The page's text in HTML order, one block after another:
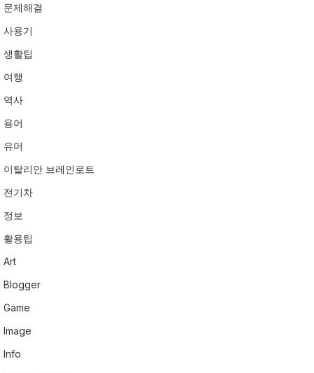
문제해결
사용기
생활팁
여행
역사
용어
유머
이탈리안 브레인로트
전기차
정보
활용팁
Art
Blogger
Game
Image
Info